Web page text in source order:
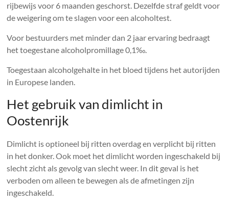
rijbewijs voor 6 maanden geschorst. Dezelfde straf geldt voor
de weigering om te slagen voor een alcoholtest.
Voor bestuurders met minder dan 2 jaar ervaring bedraagt ​​
het toegestane alcoholpromillage 0,1‰.
Toegestaan ​​alcoholgehalte in het bloed tijdens het autorijden
in Europese landen.
Het gebruik van dimlicht in
Oostenrijk
Dimlicht is optioneel bij ritten overdag en verplicht bij ritten
in het donker. Ook moet het dimlicht worden ingeschakeld bij
slecht zicht als gevolg van slecht weer. In dit geval is het
verboden om alleen te bewegen als de afmetingen zijn
ingeschakeld.